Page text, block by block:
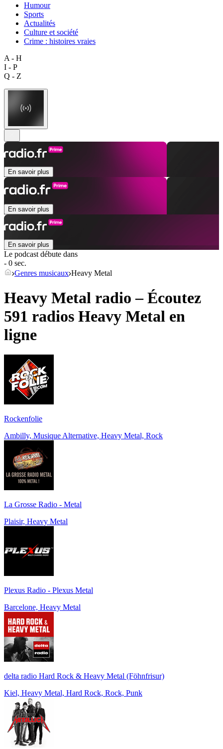
Humour
Sports
Actualités
Culture et société
Crime : histoires vraies
A - H
I - P
Q - Z
En savoir plus
En savoir plus
En savoir plus
Le podcast débute dans
- 0 sec.
Genres musicaux Heavy Metal
Heavy Metal radio – Écoutez
591 radios Heavy Metal en
ligne
Rockenfolie
Ambilly, Musique Alternative, Heavy Metal, Rock
La Grosse Radio - Metal
Plaisir, Heavy Metal
Plexus Radio - Plexus Metal
Barcelone, Heavy Metal
delta radio Hard Rock & Heavy Metal (Föhnfrisur)
Kiel, Heavy Metal, Hard Rock, Rock, Punk